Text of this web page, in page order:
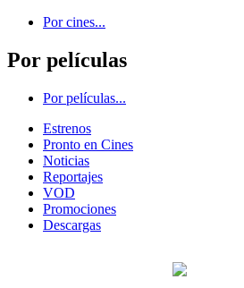
Por cines...
Por películas
Por películas...
Estrenos
Pronto en Cines
Noticias
Reportajes
VOD
Promociones
Descargas